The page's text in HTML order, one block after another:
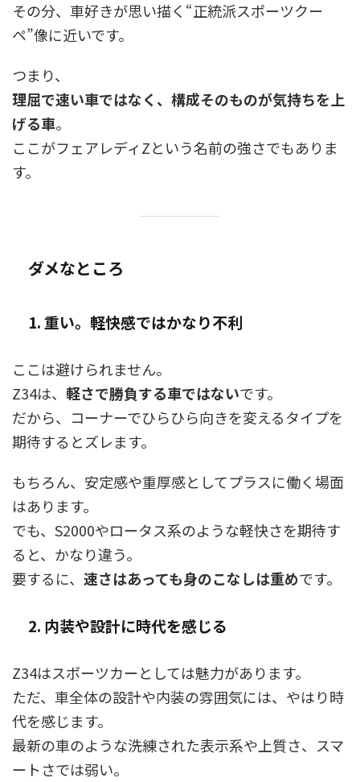
その分、車好きが思い描く“正統派スポーツクー
ペ”像に近いです。
つまり、
理屈で速い車ではなく、構成そのものが気持ちを上
げる車。
ここがフェアレディZという名前の強さでもありま
す。
ダメなところ
1. 重い。軽快感ではかなり不利
ここは避けられません。
Z34は、 軽さで勝負する車ではないです。
だから、コーナーでひらひら向きを変えるタイプを
期待するとズレます。
もちろん、安定感や重厚感としてプラスに働く場面
はあります。
でも、S2000やロータス系のような軽快さを期待す
ると、かなり違う。
要するに、 速さはあっても身のこなしは重めです。
2. 内装や設計に時代を感じる
Z34はスポーツカーとしては魅力があります。
ただ、車全体の設計や内装の雰囲気には、やはり時
代を感じます。
最新の車のような洗練された表示系や上質さ、スマ
ートさでは弱い。